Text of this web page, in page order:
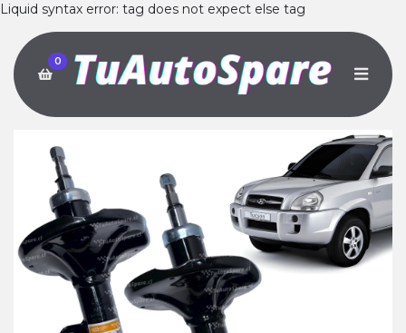
Liquid syntax error: tag does not expect else tag
0